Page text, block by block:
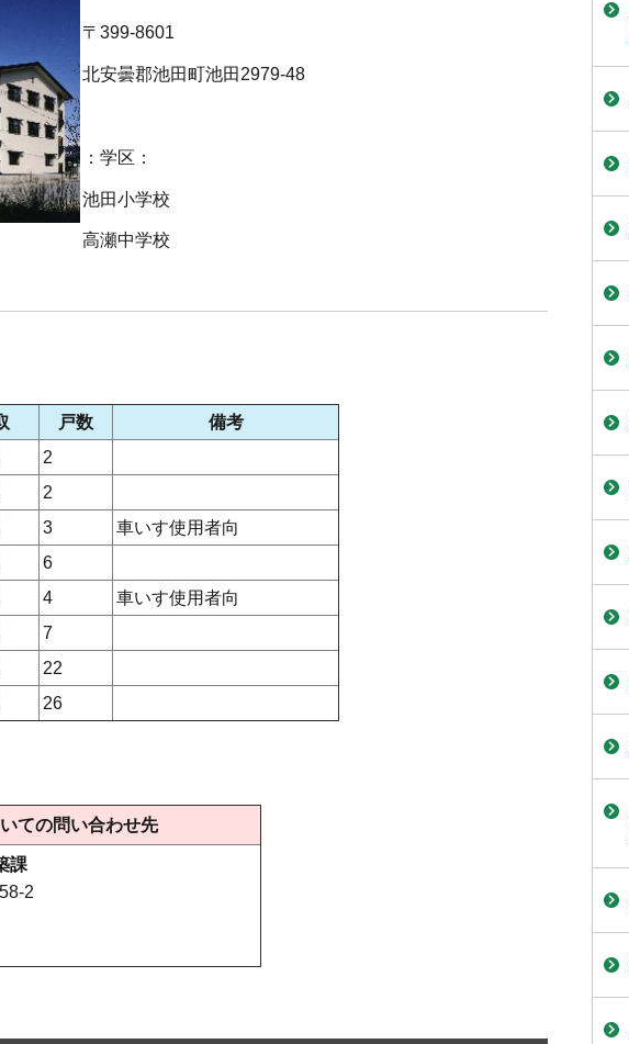
〒399-8601
北安曇郡池田町池田2979-48
：学区：
池田小学校
高瀬中学校
戸数
備考
2
2
3
車いす使用者向
6
4
車いす使用者向
7
22
26
ての問い合わせ先
課
2